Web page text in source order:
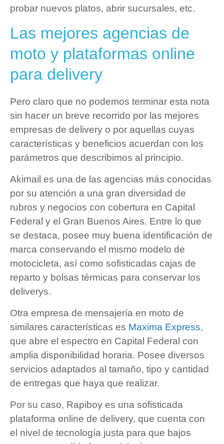
probar nuevos platos, abrir sucursales, etc.
Las mejores agencias de
moto y plataformas online
para delivery
Pero claro que no podemos terminar esta nota
sin hacer un breve recorrido por las mejores
empresas de delivery o por aquellas cuyas
características y beneficios acuerdan con los
parámetros que describimos al principio.
Akimail es una de las agencias más conocidas
por su atención a una gran diversidad de
rubros y negocios con cobertura en Capital
Federal y el Gran Buenos Aires. Entre lo que
se destaca, posee muy buena identificación de
marca conservando el mismo modelo de
motocicleta, así como sofisticadas cajas de
reparto y bolsas térmicas para conservar los
deliverys.
Otra empresa de mensajería en moto de
similares características es Maxima Express,
que abre el espectro en Capital Federal con
amplia disponibilidad horaria. Posee diversos
servicios adaptados al tamaño, tipo y cantidad
de entregas que haya que realizar.
Por su caso, Rapiboy es una sofisticada
plataforma online de delivery, que cuenta con
el nivel de tecnología justa para que bajos